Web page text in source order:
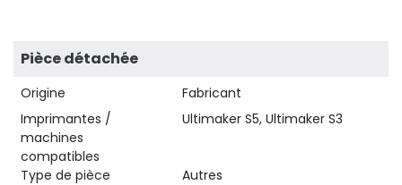
Pièce détachée
Origine
Fabricant
Imprimantes /
machines
compatibles
Ultimaker S5, Ultimaker S3
Type de pièce Autres